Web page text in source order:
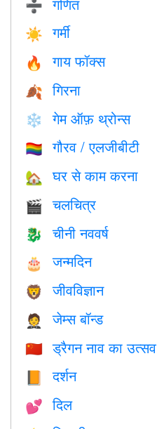
➗
☀️ गर्मी
🔥 गाय फॉक्स
🍂 गिरना
❄️ गेम ऑफ़ थ्रोन्स
🏳️‍🌈 गौरव / एलजीबीटी
🏡 घर से काम करना
🎬 चलचित्र
🐉 चीनी नववर्ष
🎂 जन्मदिन
🦁 जीवविज्ञान
🤵 जेम्स बॉन्ड
🇨🇳 ड्रैगन नाव का उत्सव
📙 दर्शन
💕 दिल